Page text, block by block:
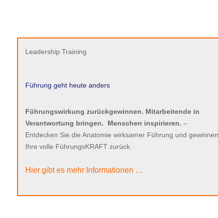
Leadership Training
Führung geht heute anders
Führungswirkung zurückgewinnen. Mitarbeitende in
Verantwortung bringen. Menschen inspirieren. –
Entdecken Sie die Anatomie wirksamer Führung und
Ihre volle FührungsKRAFT zurück.
Hier gibt es mehr Informationen …